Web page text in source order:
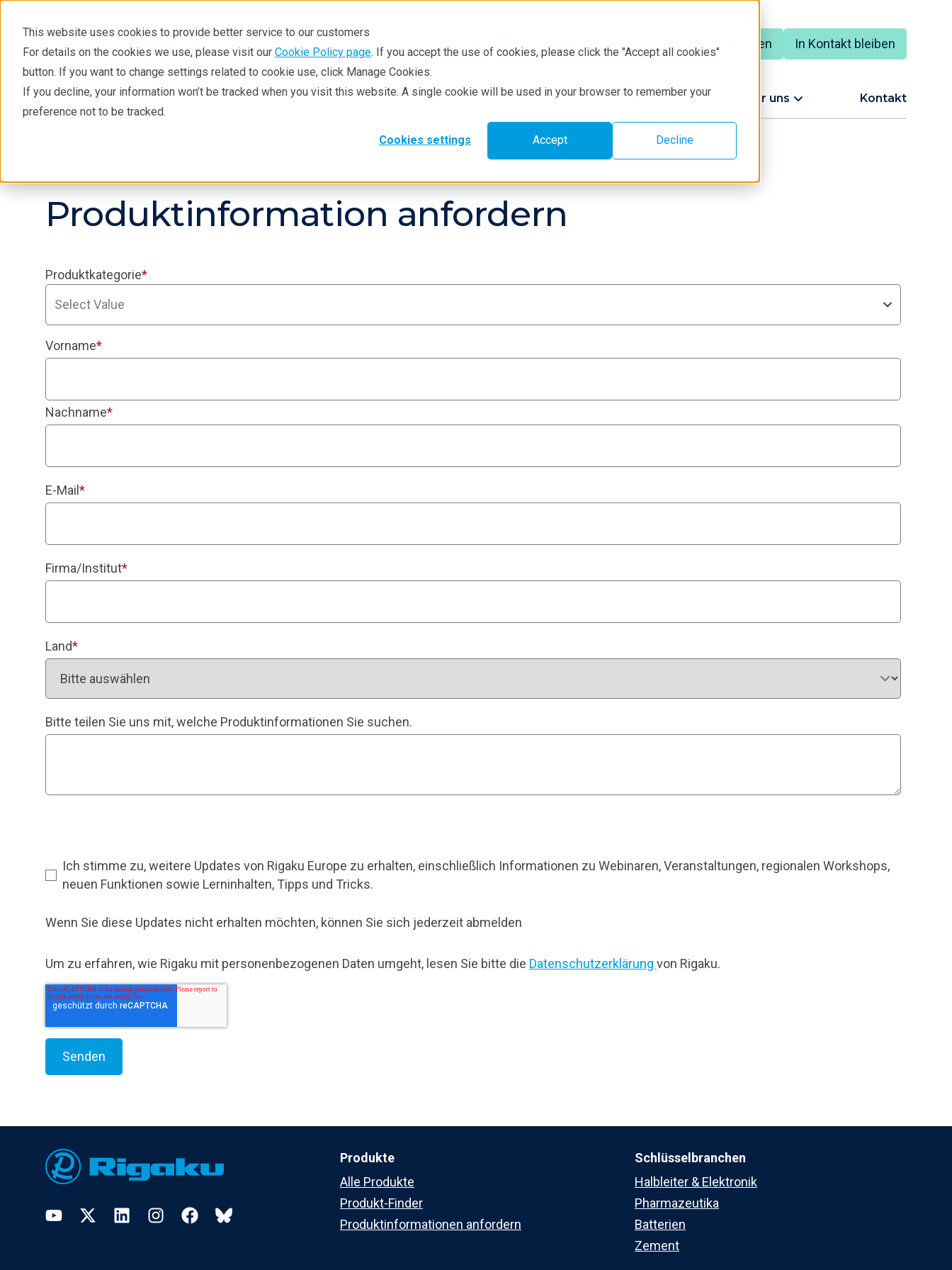
This website uses cookies to provide better service to our customers
For details on the cookies we use, please visit our Cookie Policy page. If you accept the use of cookies, please click the "Accept all cookies"
button. If you want to change settings related to cookie use, click Manage Cookies.
If you decline, your information won’t be tracked when you visit this website. A single cookie will be used in your browser to remember your
preference not to be tracked.
Cookies settings Accept Decline
Mit einem Experten sprechen In Kontakt bleiben
Produkte Industrien Techniken Ressourcen Service & Support Über uns Kontakt
Produktinformation anfordern
Produktkategorie*
Select Value
Vorname*
Nachname*
E-Mail *
Firma/Institut*
Land*
Bitte teilen Sie uns mit, welche Produktinformationen Sie suchen.
Ich stimme zu, weitere Updates von Rigaku Europe zu erhalten, einschließlich Informationen zu Webinaren, Veranstaltungen, regionalen Workshops,
neuen Funktionen sowie Lerninhalten, Tipps und Tricks.
Wenn Sie diese Updates nicht erhalten möchten, können Sie sich jederzeit abmelden
Um zu erfahren, wie Rigaku mit personenbezogenen Daten umgeht, lesen Sie bitte die Datenschutzerklärung von Rigaku.
Footer
YouTubeTwitterLinkedInInstagramFacebookBluesky
Produkte
Alle Produkte
Produkt-Finder
Produktinformationen anfordern
Schlüsselbranchen
Halbleiter & Elektronik
Pharmazeutika
Batterien
Zement